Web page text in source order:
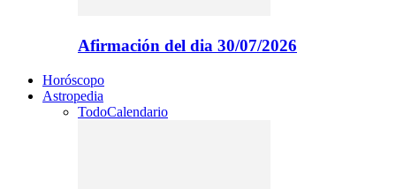
Afirmación del dia 30/07/2026
Horóscopo
Astropedia
TodoCalendario